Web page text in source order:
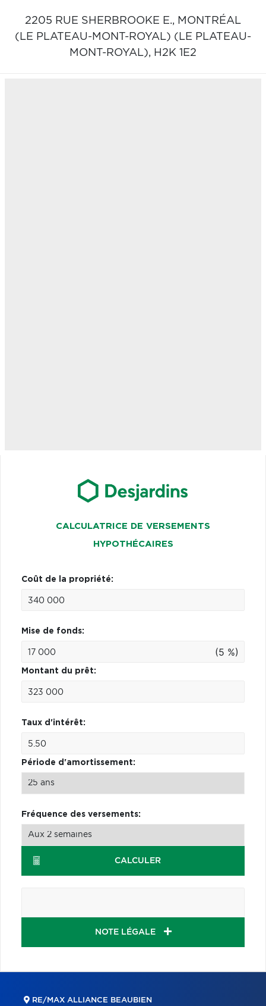
2205 RUE SHERBROOKE E., MONTRÉAL
(LE PLATEAU-MONT-ROYAL) (LE PLATEAU-
MONT-ROYAL), H2K 1E2
CALCULATRICE DE VERSEMENTS
HYPOTHÉCAIRES
Coût de la propriété:
Mise de fonds:
(5 %)
Montant du prêt:
Taux d'intérêt:
Période d'amortissement:
Fréquence des versements:
CALCULER
NOTE LÉGALE
RE/MAX ALLIANCE BEAUBIEN